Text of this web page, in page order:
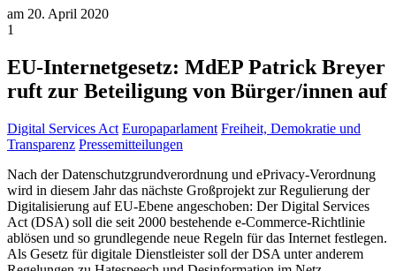
am 20. April 2020
1
EU-Internetgesetz: MdEP Patrick Breyer
ruft zur Beteiligung von Bürger/innen auf
Digital Services Act Europaparlament Freiheit, Demokratie und
Transparenz Pressemitteilungen
Nach der Datenschutzgrundverordnung und ePrivacy-Verordnung
wird in diesem Jahr das nächste Großprojekt zur Regulierung der
Digitalisierung auf EU-Ebene angeschoben: Der Digital Services
Act (DSA) soll die seit 2000 bestehende e-Commerce-Richtlinie
ablösen und so grundlegende neue Regeln für das Internet festlegen.
Als Gesetz für digitale Dienstleister soll der DSA unter anderem